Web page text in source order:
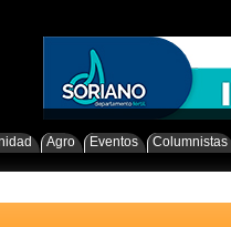
Agro Eventos Columnistas